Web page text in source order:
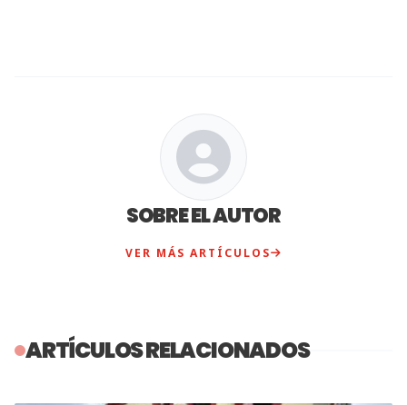
SOBRE EL AUTOR
VER MÁS ARTÍCULOS
ARTÍCULOS RELACIONADOS